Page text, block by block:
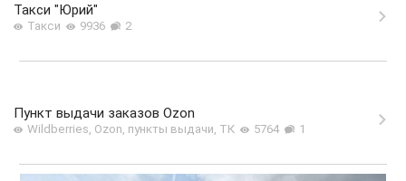
Такси "Юрий"
Такси 9936 2
Пункт выдачи заказов Ozon
Wildberries, Ozon, пункты выдачи, ТК 5764 1